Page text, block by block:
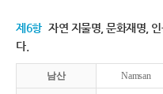
제6항 자연 지물명, 문화재명,
다.
남산 Namsan